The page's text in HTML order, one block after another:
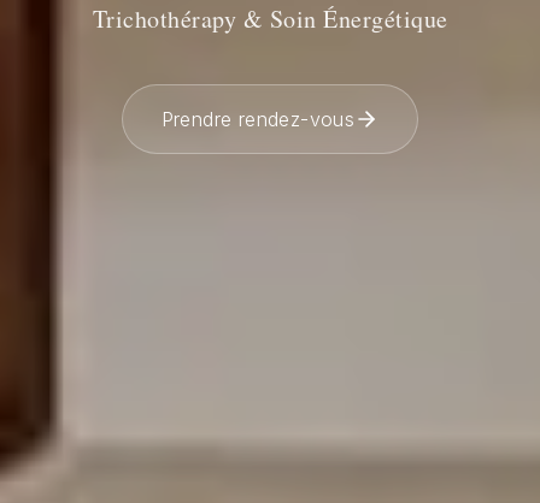
Trichothérapy & Soin Énergétique
Prendre rendez-vous